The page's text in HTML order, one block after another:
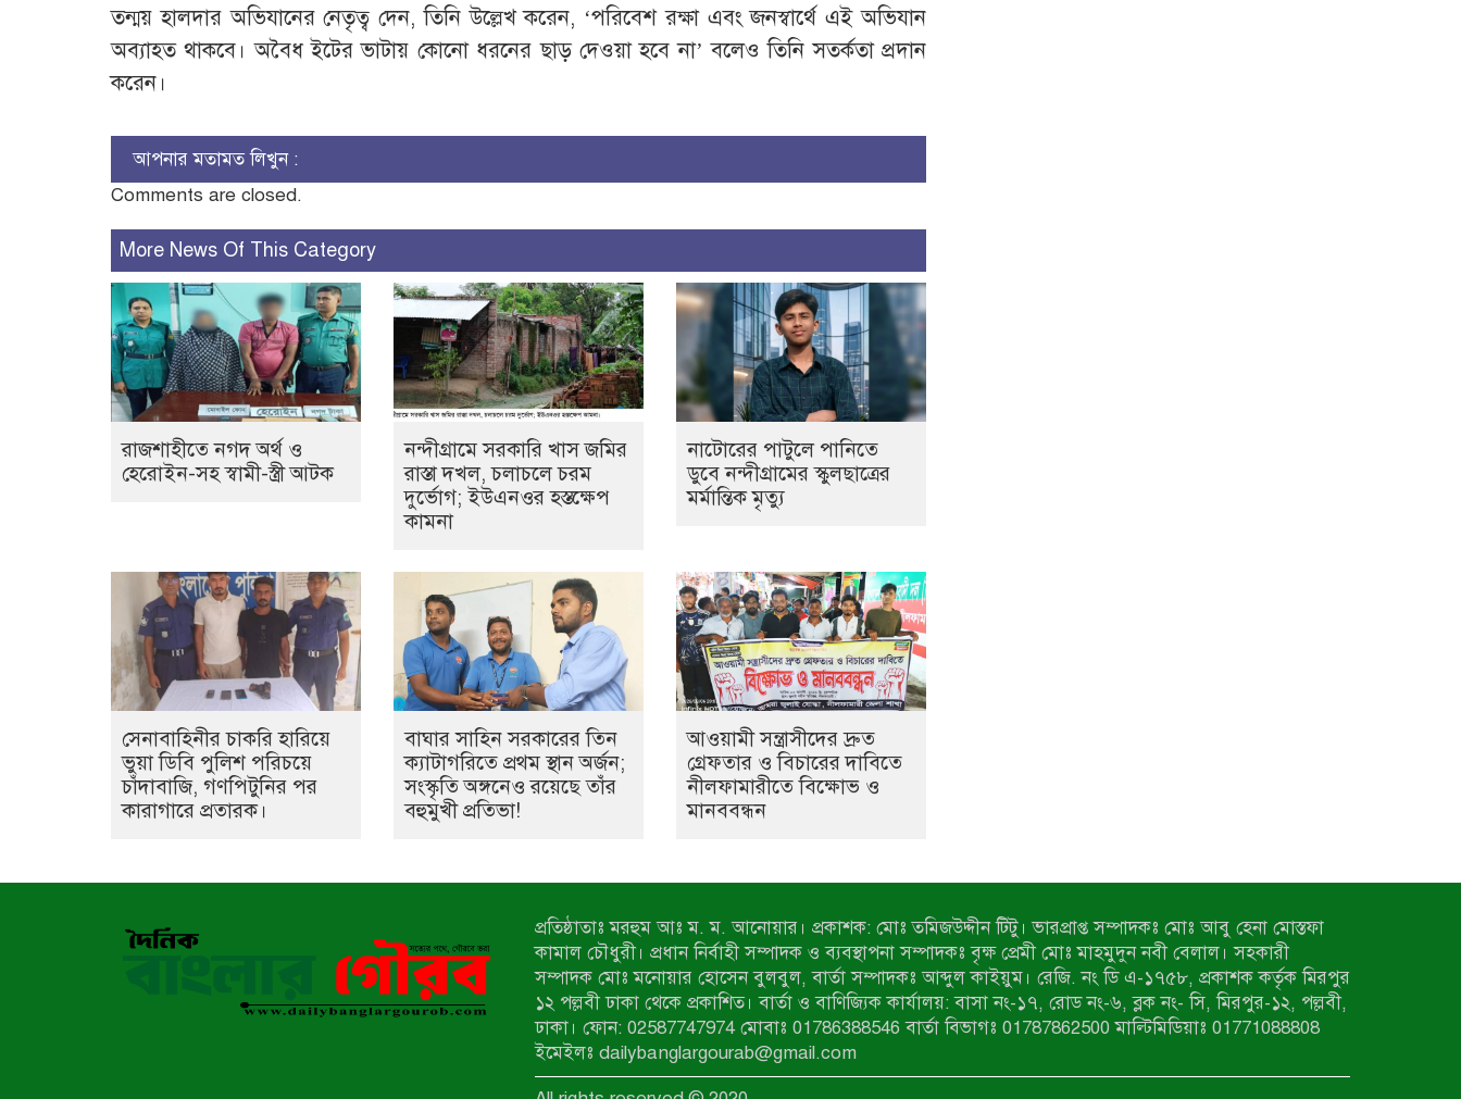
তন্ময় হালদার অভিযানের নেতৃত্ব দেন, তিনি উল্লেখ করেন, ‘পরিবেশ রক্ষা এবং জনস্বার্থে এই অভিযান
অব্যাহত থাকবে। অবৈধ ইটের ভাটায় কোনো ধরনের ছাড় দেওয়া হবে না’ বলেও তিনি সতর্কতা প্রদান
করেন।
আপনার মতামত লিখুন :
Comments are closed.
More News Of This Category
রাজশাহীতে নগদ অর্থ ও
হেরোইন-সহ স্বামী-স্ত্রী আটক
নন্দীগ্রামে সরকারি খাস জমির
রাস্তা দখল, চলাচলে চরম
দুর্ভোগ; ইউএনওর হস্তক্ষেপ
কামনা
নাটোরের পাটুলে পানিতে
ডুবে নন্দীগ্রামের স্কুলছাত্রের
মর্মান্তিক মৃত্যু
সেনাবাহিনীর চাকরি হারিয়ে
ভুয়া ডিবি পুলিশ পরিচয়ে
চাঁদাবাজি, গণপিটুনির পর
কারাগারে প্রতারক।
বাঘার সাহিন সরকারের তিন
ক্যাটাগরিতে প্রথম স্থান অর্জন;
সংস্কৃতি অঙ্গনেও রয়েছে তাঁর
বহুমুখী প্রতিভা!
আওয়ামী সন্ত্রাসীদের দ্রুত
গ্রেফতার ও বিচারের দাবিতে
নীলফামারীতে বিক্ষোভ ও
মানববন্ধন
প্রতিষ্ঠাতাঃ মরহুম আঃ ম. ম. আনোয়ার। প্রকাশক: মোঃ তমিজউদ্দীন টিটু। ভারপ্রাপ্ত সম্পাদকঃ মোঃ আবু হেনা মোস্তফা
কামাল চৌধুরী। প্রধান নির্বাহী সম্পাদক ও ব্যবস্থাপনা সম্পাদকঃ বৃক্ষ প্রেমী মোঃ মাহমুদুন নবী বেলাল। সহকারী
সম্পাদক মোঃ মনোয়ার হোসেন বুলবুল, বার্তা সম্পাদকঃ আব্দুল কাইয়ুম। রেজি. নং ডি এ-১৭৫৮, প্রকাশক কর্তৃক মিরপুর
১২ পল্লবী ঢাকা থেকে প্রকাশিত। বার্তা ও বাণিজ্যিক কার্যালয়: বাসা নং-১৭, রোড নং-৬, ব্লক নং- সি, মিরপুর-১২, পল্লবী,
ঢাকা। ফোন: 02587747974 মোবাঃ 01786388546 বার্তা বিভাগঃ 01787862500 মাল্টিমিডিয়াঃ 01771088808
ইমেইলঃ dailybanglargourab@gmail.com